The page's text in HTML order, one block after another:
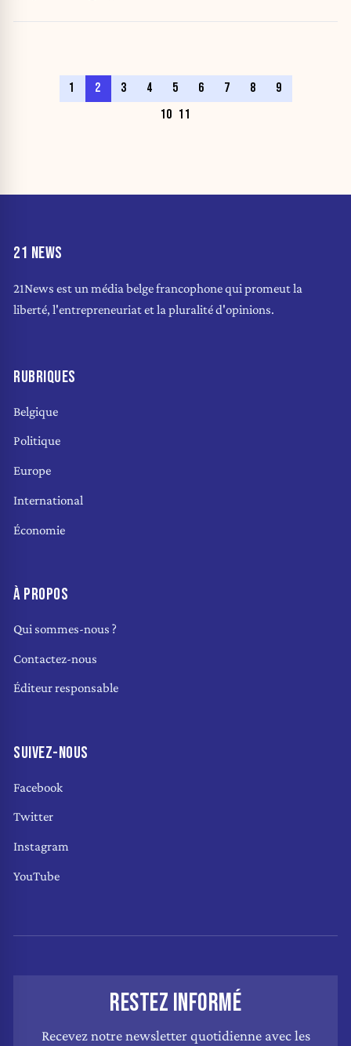
1 2 3 4 5 6 7 8
9
10 11
21 NEWS
21News est un média belge francophone qui promeut la
liberté, l'entrepreneuriat et la pluralité d'opinions.
RUBRIQUES
Belgique
Politique
Europe
International
Économie
À PROPOS
Qui sommes-nous ?
Contactez-nous
Éditeur responsable
SUIVEZ-NOUS
Facebook
Twitter
Instagram
YouTube
RESTEZ INFORMÉ
Recevez notre newsletter quotidienne avec les